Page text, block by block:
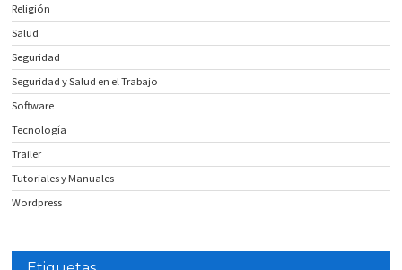
Religión
Salud
Seguridad
Seguridad y Salud en el Trabajo
Software
Tecnología
Trailer
Tutoriales y Manuales
Wordpress